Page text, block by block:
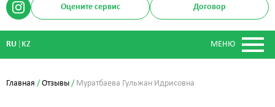
Оцените сервис Договор
МЕНЮ
RU KZ
Главная /Отзывы / Муратбаева Гульжан Идрисовна